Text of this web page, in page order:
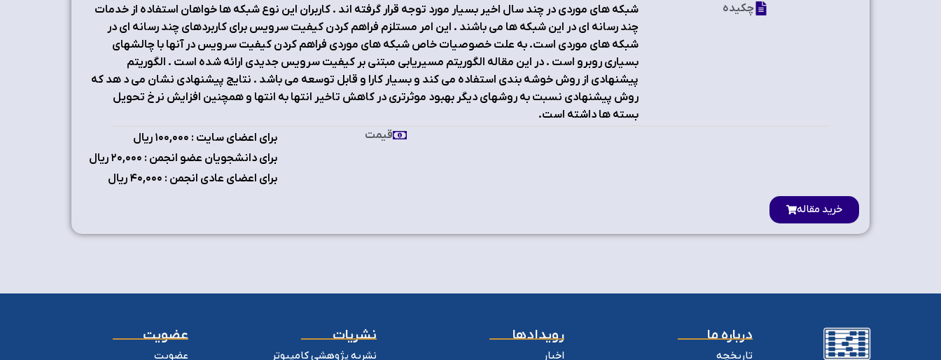
شبکه هاي موردي در چند سال اخیر بسیار مورد توجه قرار گرفته اند . کاربران این نوع شبکه ها خواهان استفاده از خدمات
چند رسانه اي در این شبکه ها می باشند . این امر مستلزم فراهم کردن کیفیت سرویس براي کاربردهاي چند رسانه اي در
شبکه هاي موردي است. به علت خصوصیات خاص شبکه هاي موردي فراهم کردن کیفیت سرویس در آنها با چالشهاي
بسیاري روبرو است . در این مقاله الگوریتم مسیریابی مبتنی بر کیفیت سرویس جدیدي ارائه شده است . الگوریتم
پیشنهادي از روش خوشه بندي استفاده می کند و بسیار کارا و قابل توسعه می باشد . نتایج پیشنهادي نشان می د هد که
روش پیشنهادي نسبت به روشهاي دیگر بهبود موثرتري در کاهش تاخیر انتها به انتها و همچنین افزایش نرخ تحویل
بسته ها داشته است.
چکیده
برای اعضای سایت : ۱٠٠,٠٠٠ ریال
برای دانشجویان عضو انجمن : ۲٠,٠٠٠ ریال
برای اعضای عادی انجمن : ۴٠,٠٠٠ ریال
قیمت
خرید مقاله
درباره ما
تاریخچه
رویدادها
اخبار
نشریات
نشریه پژوهشی کامپیوتر
عضویت
عضویت